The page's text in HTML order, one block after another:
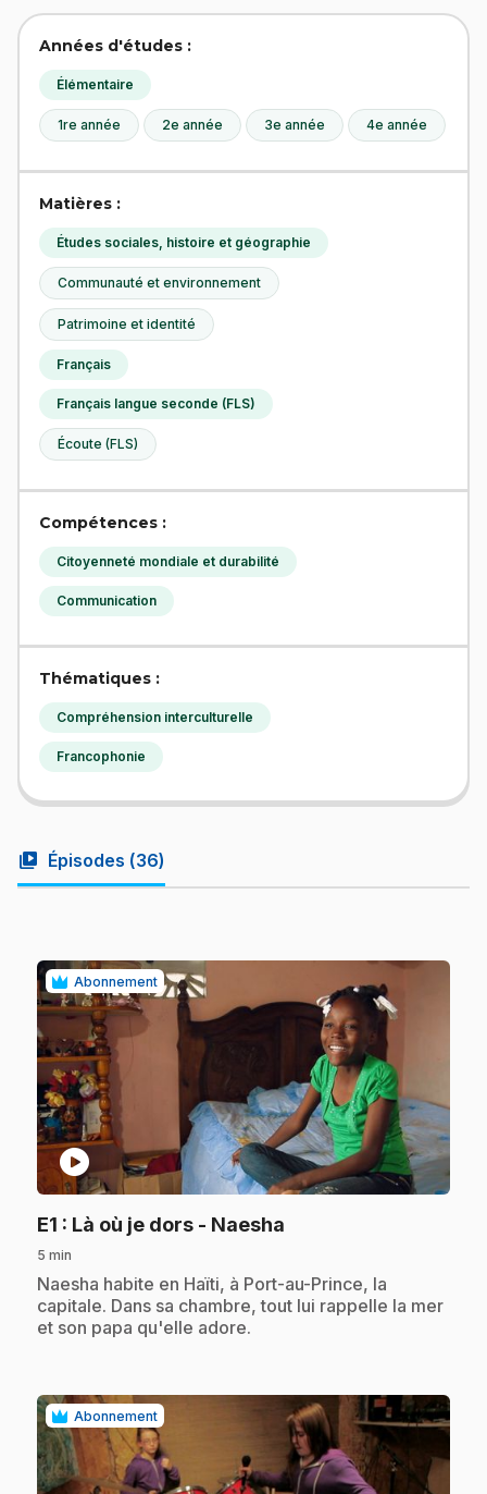
Années d'études :
Élémentaire
1re année 2e année 3e année 4e année
Matières :
Études sociales, histoire et géographie
Communauté et environnement
Patrimoine et identité
Français
Français langue seconde (FLS)
Écoute (FLS)
Compétences :
Citoyenneté mondiale et durabilité
Communication
Thématiques :
Compréhension interculturelle
Francophonie
video_library Épisodes (36)
Abonnement
play_circle
E1 : Là où je dors - Naesha
5 min
.Naesha habite en Haïti, à Port-au-Prince, la
capitale. Dans sa chambre, tout lui rappelle la mer
et son papa qu'elle adore.
Abonnement